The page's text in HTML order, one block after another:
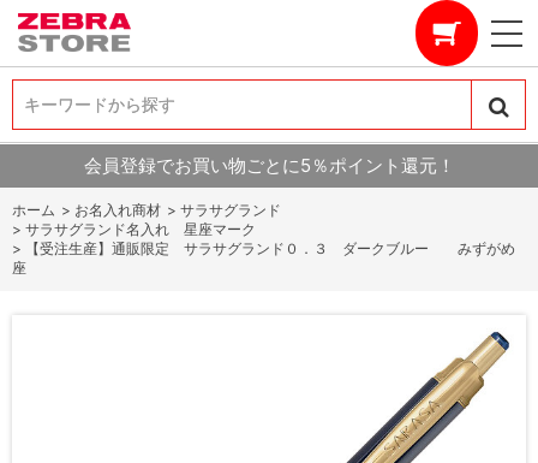
キーワードから探す
キーワードから探す
会員登録でお買い物ごとに5％ポイント還元！
ホーム > お名入れ商材 > サラサグランド
> サラサグランド名入れ 星座マーク
>
【受注生産】通販限定 サラサグランド０．３ ダークブルー みずがめ
座